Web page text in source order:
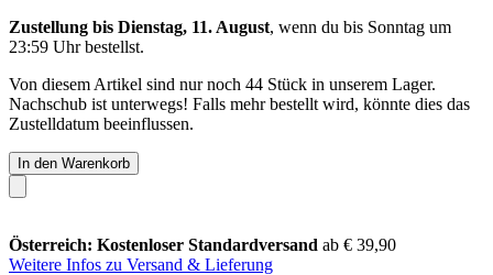
Zustellung bis Dienstag, 11. August, wenn du bis Sonntag um
23:59 Uhrbestellst.
Von diesem Artikel sind nur noch 44 Stück in unserem Lager.
Nachschub ist unterwegs! Falls mehr bestellt wird, könnte dies das
Zustelldatum beeinflussen.
In den Warenkorb
Österreich: Kostenloser Standardversand ab € 39,90
Weitere Infos zu Versand & Lieferung